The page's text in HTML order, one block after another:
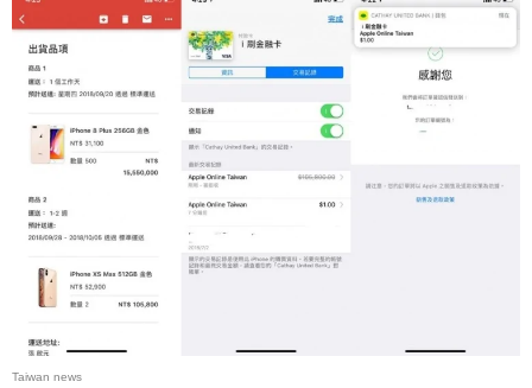
Taiwan news